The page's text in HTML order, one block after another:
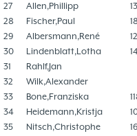
27
Allen,Phillipp
28
Fischer,Paul
29
Albersmann,René
30
Lindenblatt,Lotha
31
Rahlf,Jan
32
Wilk,Alexander
33
Bone,Franziska
34
Heidemann,Kristja
35
Nitsch,Christophe